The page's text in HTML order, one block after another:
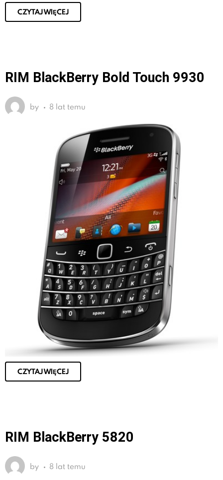
CZYTAJ WIĘCEJ
RIM BlackBerry Bold Touch 9930
by 8 lat temu
CZYTAJ WIĘCEJ
RIM BlackBerry 5820
by 8 lat temu